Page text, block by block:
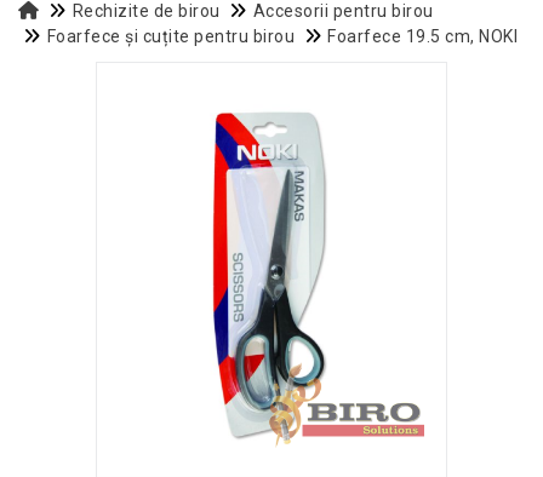
Rechizite de birou
Accesorii pentru birou
Foarfece și cuțite pentru birou
Foarfece 19.5 cm, NOKI